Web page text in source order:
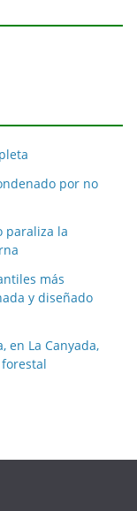
por no
paraliza la
más
y diseñado
en La Canyada,